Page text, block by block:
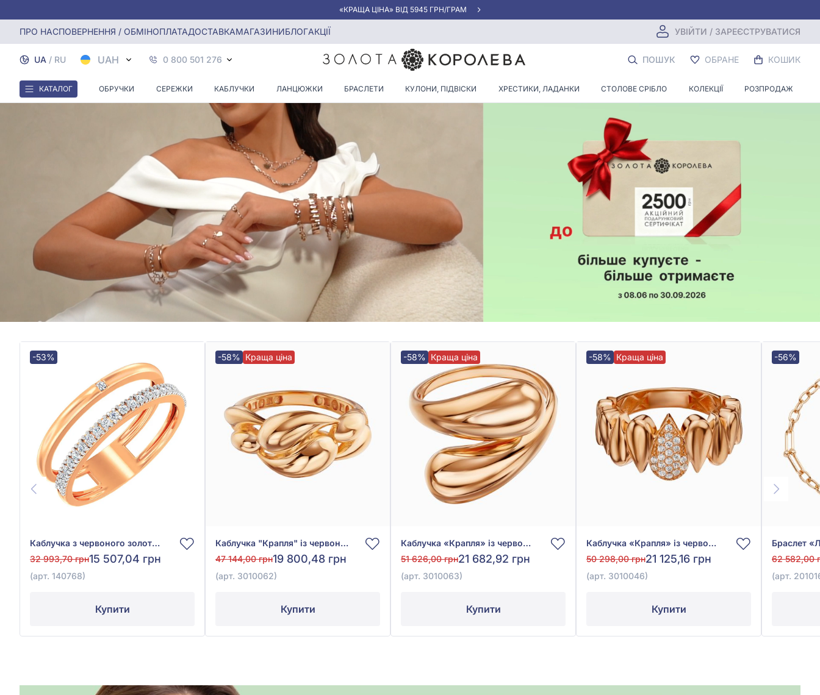
«КРАЩА ЦІНА» ВІД 5945 ГРН/ГРАМ
ПРО НАСПОВЕРНЕННЯ / ОБМІНОПЛАТАДОСТАВКАМАГАЗИНИБЛОГАКЦІЇ УВІЙТИ / ЗАРЕЄСТРУВАТИСЯ
UA / RU UAH 0 800 501 276 ПОШУК ОБРАНЕ КОШИК
КАТАЛОГ ОБРУЧКИ СЕРЕЖКИ КАБЛУЧКИ ЛАНЦЮЖКИ БРАСЛЕТИ КУЛОНИ, ПІДВІСКИ ХРЕСТИКИ, ЛАДАНКИ СТОЛОВЕ СРІБЛО КОЛЕКЦІЇ РОЗПРОДАЖ
-53%
Каблучка з червоного золота 585° з фіанітом/куб.цирконієм, арт. 140768
32 993,70 грн15 507,04 грн
(арт. 140768)
Купити
-58% Краща ціна
Каблучка "Крапля" із червоного золота 585°, арт. 3010062
47 144,00 грн19 800,48 грн
(арт. 3010062)
Купити
-58% Краща ціна
Каблучка «Крапля» із червоного золота 585°, арт. 3010063
51 626,00 грн21 682,92 грн
(арт. 3010063)
Купити
-58% Краща ціна
Каблучка «Крапля» із червоного золота 585°, арт. 3010046
50 298,00 грн21 125,16 грн
(арт. 3010046)
Купити
-56%
62 582,00
(арт.